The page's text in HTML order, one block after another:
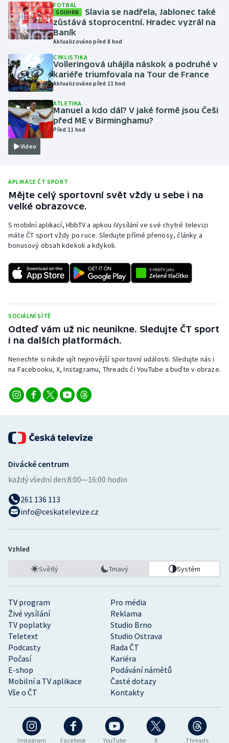
Moderní pětiboj
Motorsport
Olympijské hry
Parasport
Plavání
Plážový volejbal
Rychlobruslení
Short track
Sportovní střelba
Triatlon
Veslování
Vodní slalom
Volejbal
Ostatní
FOTBAL
SOUHRN
Slavia se nadřela, Jablonec také
zůstává stoprocentní. Hradec vyzrál na
Baník
Aktualizováno před 8 hod
CYKLISTIKA
Volleringová uhájila náskok a podruhé v
kariéře triumfovala na Tour de France
Aktualizováno před 11 hod
Video
ATLETIKA
Manuel a kdo dál? V jaké formě jsou Češi
před ME v Birminghamu?
Před 11 hod
APLIKACE ČT SPORT
Mějte celý sportovní svět vždy u sebe i na
velké obrazovce.
S mobilní aplikací, HbbTV a apkou iVysílání ve své chytré televizi
máte ČT sport vždy po ruce. Sledujte přímé přenosy, články a
bonusový obsah kdekoli a kdykoli.
SOCIÁLNÍ SÍTĚ
Odteď vám už nic neunikne. Sledujte ČT sport
i na dalších platformách.
Nenechte si nikde ujít nejnovější sportovní události. Sledujte nás i
na Facebooku, X, Instagramu, Threads či YouTube a buďte v obraze.
Instagram Facebook YouTube X Threads
TV program
Pro média
Živé vysílání
Reklama
TV poplatky
Studio Brno
Teletext
Studio Ostrava
Podcasty
Rada ČT
Počasí
Kariéra
E-shop
Podávání námětů
Mobilní a TV aplikace
Časté dotazy
Vše o ČT
Kontakty
Divácké centrum
každý všední den:8:00—16:00 hodin
261 136 113
info@ceskatelevize.cz
Vzhled
Světlý Tmavý Systém